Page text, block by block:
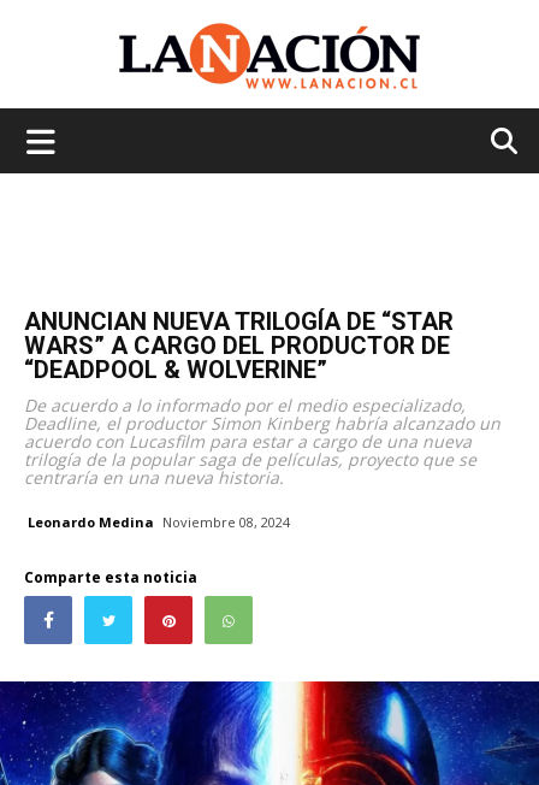
ANUNCIAN NUEVA TRILOGÍA DE “STAR
WARS” A CARGO DEL PRODUCTOR DE
“DEADPOOL & WOLVERINE”
De acuerdo a lo informado por el medio especializado,
Deadline, el productor Simon Kinberg habría alcanzado un
acuerdo con Lucasfilm para estar a cargo de una nueva
trilogía de la popular saga de películas, proyecto que se
centraría en una nueva historia.
Leonardo Medina Noviembre 08, 2024
Comparte esta noticia